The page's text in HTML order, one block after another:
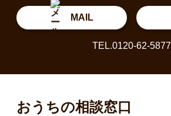
MAIL
TEL.0120-62-5877
おうちの相談窓口